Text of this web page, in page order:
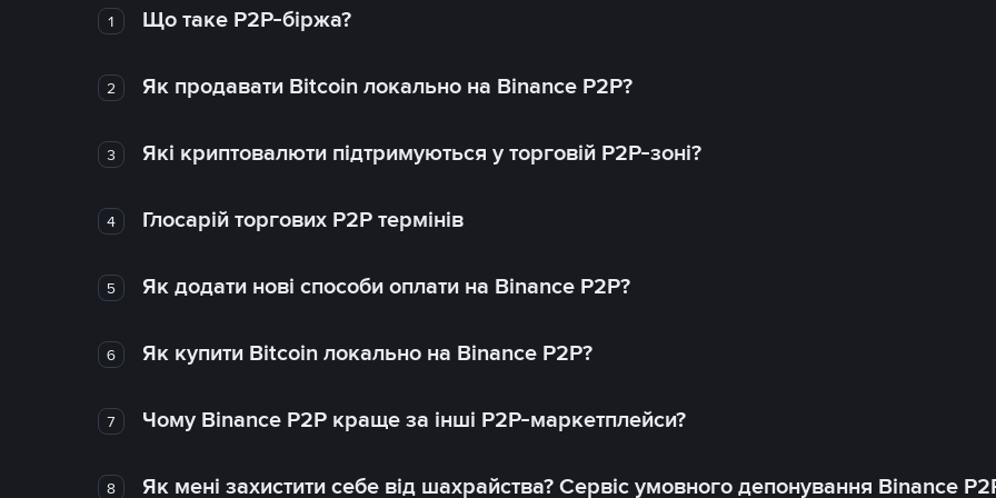
1 Що таке P2P-біржа?
2 Як продавати Bitcoin локально на Binance P2P?
3 Які криптовалюти підтримуються у торговій P2P-зоні?
4 Глосарій торгових P2P термінів
5 Як додати нові способи оплати на Binance P2P?
6 Як купити Bitcoin локально на Binance P2P?
7 Чому Binance P2P краще за інші P2P-маркетплейси?
8 Як мені захистити себе від шахрайства? Сервіс умовного депонування Binance